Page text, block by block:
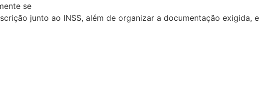
se
junto ao INSS, além de organizar a documentação exigida,